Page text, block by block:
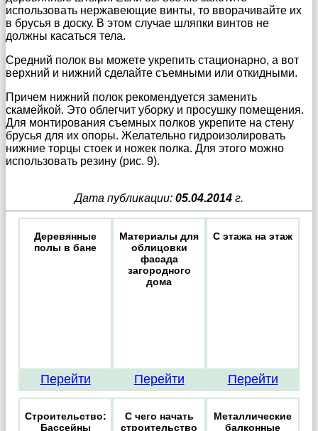
использовать нержавеющие винты, то вворачивайте их
в брусья в доску. В этом случае шляпки винтов не
должны касаться тела.
Средний полок вы можете укрепить стационарно, а вот
верхний и нижний сделайте съемными или откидными.
Причем нижний полок рекомендуется заменить
скамейкой. Это облегчит уборку и просушку помещения.
Для монтирования съемных полков укрепите на стену
брусья для их опоры. Желательно гидроизолировать
нижние торцы стоек и ножек полка. Для этого можно
использовать резину (рис. 9).
Дата публикации: 05.04.2014 г.
Деревянные
полы в бане
Перейти
Материалы для
облицовки
фасада
загородного
дома
Перейти
С этажа на этаж
Перейти
Строительство:
Бассейны
С чего начать
строительство
Металлические
балконные